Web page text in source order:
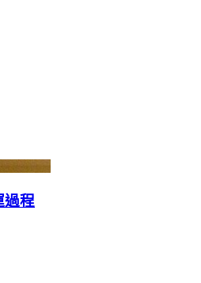
過程